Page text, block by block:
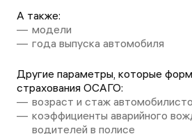
А также:
модели
года выпуска автомобиля
Другие параметры, которые
страхования ОСАГО:
возраст и стаж
коэффициенты аварийного
водителей в полисе